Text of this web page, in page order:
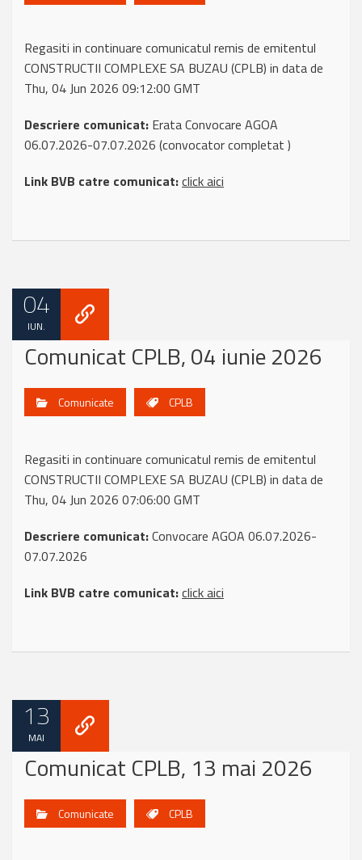
Regasiti in continuare comunicatul remis de emitentul
CONSTRUCTII COMPLEXE SA BUZAU (CPLB) in data de
Thu, 04 Jun 2026 09:12:00 GMT
Descriere comunicat: Erata Convocare AGOA
06.07.2026-07.07.2026 (convocator completat )
Link BVB catre comunicat:click aici
04
IUN.
Comunicat CPLB, 04 iunie 2026
Comunicate CPLB
Regasiti in continuare comunicatul remis de emitentul
CONSTRUCTII COMPLEXE SA BUZAU (CPLB) in data de
Thu, 04 Jun 2026 07:06:00 GMT
Descriere comunicat:Convocare AGOA 06.07.2026-
07.07.2026
Link BVB catre comunicat:click aici
13
MAI
Comunicat CPLB, 13 mai 2026
Comunicate CPLB